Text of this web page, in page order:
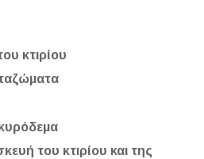
κτιρίου
του κτιρίου και της